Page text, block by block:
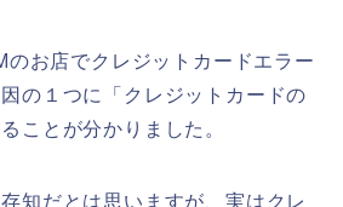
のお店でクレジットカードエラー
の１つに「クレジットカードの
ことが分かりました。
知だとは思いますが、実はクレ